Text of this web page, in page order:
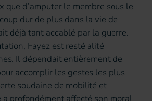
que d’amputer le membre sous le
dur de plus dans la vie de
déjà tant accablé par la guerre.
Fayez est resté alité
Il dépendait entièrement de
accomplir les gestes les plus
soudaine de mobilité et